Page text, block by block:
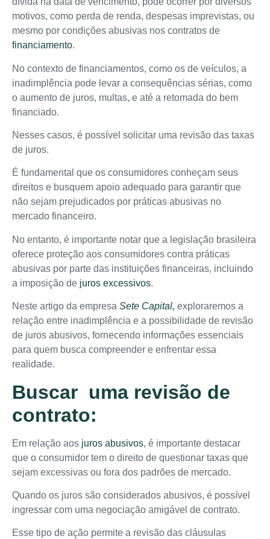
motivos, como perda de renda, despesas imprevistas, ou
mesmo por condições abusivas nos contratos de
financiamento.
No contexto de financiamentos, como os de veículos, a
inadimplência pode levar a consequências sérias, como
o aumento de juros, multas, e até a retomada do bem
financiado.
Nesses casos, é possível solicitar uma revisão das taxas
de juros.
É fundamental que os consumidores conheçam seus
direitos e busquem apoio adequado para garantir que
não sejam prejudicados por práticas abusivas no
mercado financeiro.
No entanto, é importante notar que a legislação brasileira
oferece proteção aos consumidores contra práticas
abusivas por parte das instituições financeiras, incluindo
a imposição de juros excessivos.
Neste artigo da empresa Sete Capital, exploraremos a
relação entre inadimplência e a possibilidade de revisão
de juros abusivos, fornecendo informações essenciais
para quem busca compreender e enfrentar essa
realidade.
Buscar uma revisão de
contrato:
Em relação aos juros abusivos, é importante destacar
que o consumidor tem o direito de questionar taxas que
sejam excessivas ou fora dos padrões de mercado.
Quando os juros são considerados abusivos, é possível
ingressar com uma negociação amigável de contrato.
Esse tipo de ação permite a revisão das cláusulas